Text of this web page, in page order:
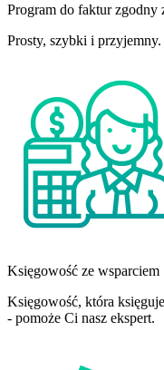
Program do faktur zgodny
Prosty, szybki i
Księgowość ze wsparciem
Księgowość, która
- pomoże Ci nasz ekspert.